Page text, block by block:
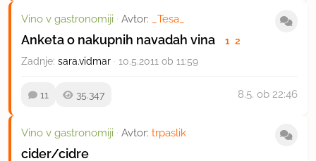
Vino v gastronomiji · Avtor: _Tesa_
Anketa o nakupnih navadah vina 1 2
Zadnje: sara.vidmar · 10.5.2011 ob 11:59
11 35.347 8.5. ob 22:46
Vino v gastronomiji · Avtor: trpaslik
cider/cidre